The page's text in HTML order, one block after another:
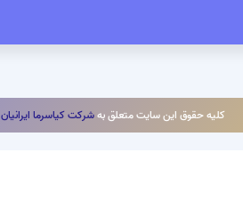
کلیه حقوق این سایت متعلق بهشرکت کیاسرما ایرانیان